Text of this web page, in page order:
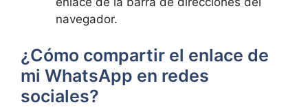
navegador.
¿Cómo compartir el enlace de
mi WhatsApp en redes
sociales?